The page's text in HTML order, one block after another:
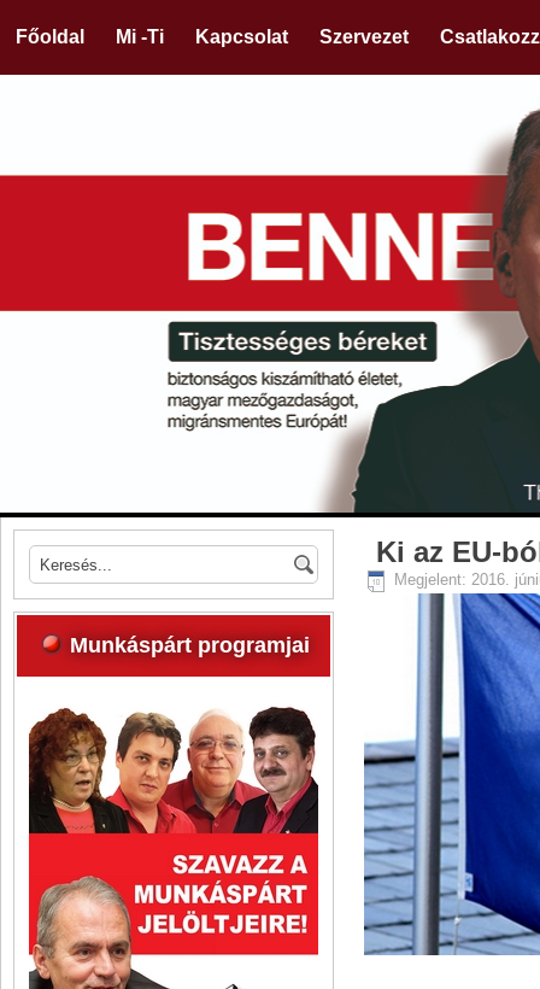
Főoldal Mi -Ti Kapcsolat Szervezet Csatlakozz
Munkáspárt programjai
Ki az EU-
Megjelent: 2016.